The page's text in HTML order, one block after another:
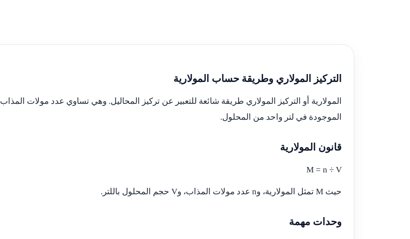
التركيز المولاري وطريقة حساب المولارية
المولارية أو التركيز المولاري طريقة شائعة للتعبير عن تركيز المحاليل. وهي تساوي عدد مولات المذاب
الموجودة في لتر واحد من المحلول.
قانون المولارية
M = n ÷ V
حيث M تمثل المولارية، وn عدد مولات المذاب، وV حجم المحلول باللتر.
وحدات مهمة